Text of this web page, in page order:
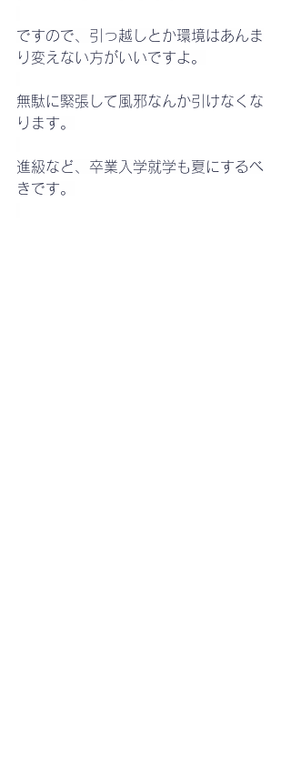
ですので、引っ越しとか環境はあんま
り変えない方がいいですよ。
無駄に緊張して風邪なんか引けなくな
ります。
進級など、卒業入学就学も夏にするべ
きです。